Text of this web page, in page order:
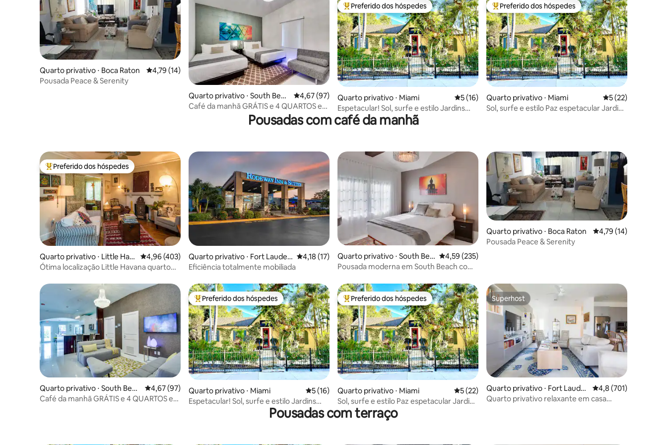
Quarto privativo ⋅ Boca Raton 4,79 de uma avaliação média de 5, 14 avaliações
4,79 (14)
Pousada Peace & Serenity
Quarto privativo ⋅ South Beac
h
4,67 de uma avaliação média de 5, 97 avaliações
4,67 (97)
Café da manhã GRÁTIS e 4 QUARTOS em
Entre os melhores preferidos dos hóspedes
Preferido dos hóspedes
Quarto privativo ⋅ Miami 5 de uma avaliação média de 5, 16 avaliações
5 (16)
Espetacular! Sol, surfe e estilo Jardins
tropicais
Entre os melhores preferidos dos hóspedes
Preferido dos hóspedes
Quarto privativo ⋅ Miami 5 de uma
5 (22)
Sol, surfe e estilo Paz espetacular Jardins
Pousadas com café da manhã
Entre os melhores preferidos dos hóspedes
Preferido dos hóspedes
Quarto privativo ⋅ Little Hav
ana
4,96 de uma avaliação média de 5, 403 avaliações
4,96 (403)
Ótima localização Little Havana quarto
Quarto privativo ⋅ Fort Lauder
dale
4,18 de uma avaliação média de 5, 17 avaliações
4,18 (17)
Eficiência totalmente mobiliada
Quarto privativo ⋅ South Bea
ch
4,59 de uma avaliação média de 5, 235 avaliações
4,59 (235)
Pousada moderna em South Beach com
Quarto privativo ⋅ Boca Raton 4,79 de uma
4,79 (14)
Pousada Peace & Serenity
Quarto privativo ⋅ South Beac
h
4,67 de uma avaliação média de 5, 97 avaliações
4,67 (97)
Café da manhã GRÁTIS e 4 QUARTOS em
Entre os melhores preferidos dos hóspedes
Preferido dos hóspedes
Quarto privativo ⋅ Miami 5 de uma avaliação média de 5, 16 avaliações
5 (16)
Espetacular! Sol, surfe e estilo Jardins
Entre os melhores preferidos dos hóspedes
Preferido dos hóspedes
Quarto privativo ⋅ Miami 5 de uma avaliação média de 5, 22 avaliações
5 (22)
Sol, surfe e estilo Paz espetacular Jardins
zen
Superhost
Superhost
Quarto privativo ⋅ Fort Lauder
dale
4,8 de uma avaliação
4,8 (701)
Quarto privativo relaxante em casa
Pousadas com terraço